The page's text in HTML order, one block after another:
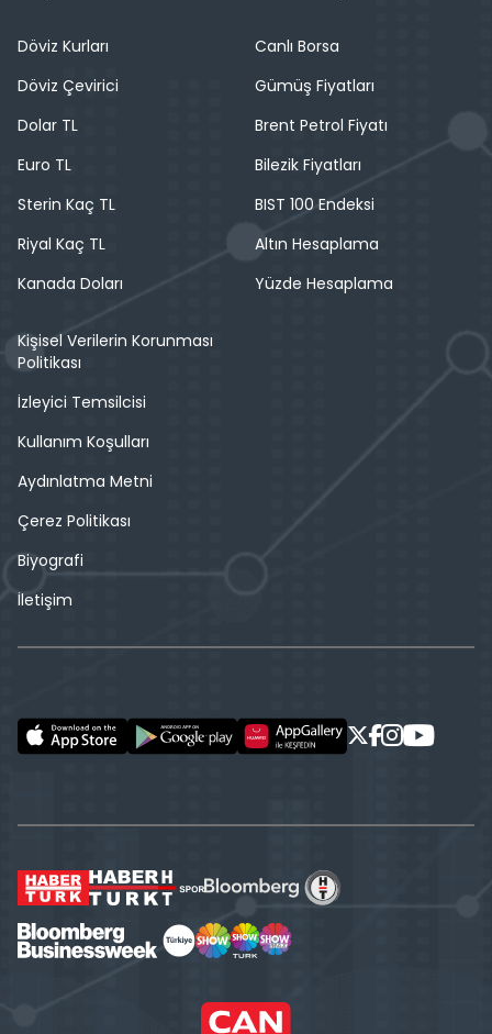
Döviz Kurları
Döviz Çevirici
Dolar TL
Euro TL
Sterin Kaç TL
Riyal Kaç TL
Kanada Doları
Canlı Borsa
Gümüş Fiyatları
Brent Petrol Fiyatı
Bilezik Fiyatları
BIST 100 Endeksi
Altın Hesaplama
Yüzde Hesaplama
Kişisel Verilerin Korunması
Politikası
İzleyici Temsilcisi
Kullanım Koşulları
Aydınlatma Metni
Çerez Politikası
Biyografi
İletişim